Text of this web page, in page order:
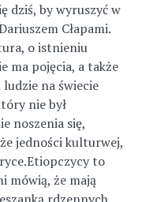
dziś, by wyruszyć w
Cłapami.
o istnieniu
ma pojęcia, a także
ludzie na świecie
nie był
noszenia się,
jedności kulturwej,
to
mówią, że mają